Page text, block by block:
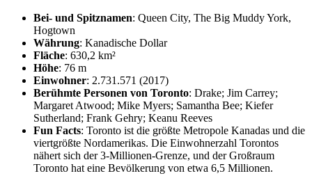
Bei- und Spitznamen: Queen City, The Big Muddy York,
Hogtown
Währung: Kanadische Dollar
Fläche: 630,2 km²
Höhe: 76 m
Einwohner: 2.731.571 (2017)
Berühmte Personen von Toronto: Drake; Jim Carrey;
Margaret Atwood; Mike Myers; Samantha Bee; Kiefer
Sutherland; Frank Gehry; Keanu Reeves
Fun Facts: Toronto ist die größte Metropole Kanadas und die
viertgrößte Nordamerikas. Die Einwohnerzahl Torontos
nähert sich der 3-Millionen-Grenze, und der Großraum
Toronto hat eine Bevölkerung von etwa 6,5 Millionen.